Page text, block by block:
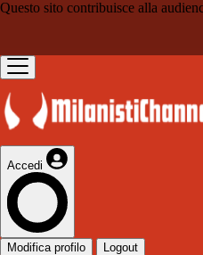
Questo sito contribuisce alla
Accedi
Modifica profilo Logout